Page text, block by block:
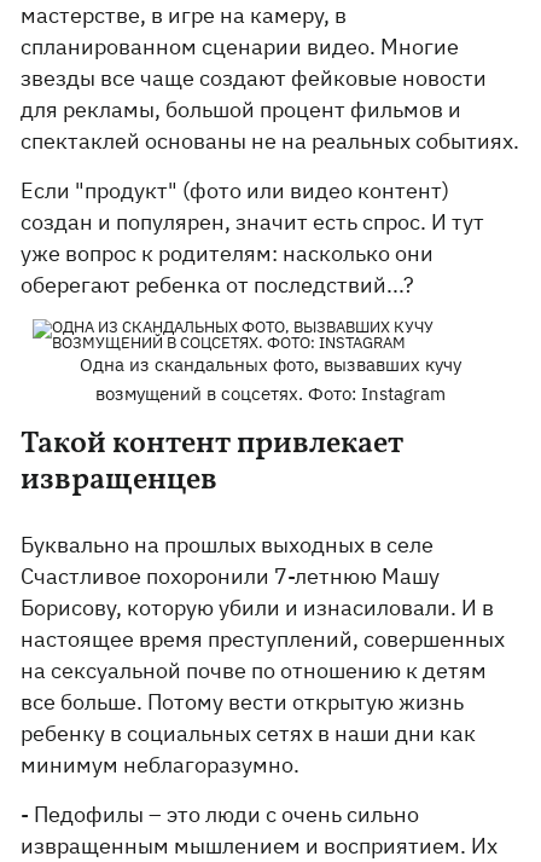
мастерстве, в игре на камеру, в
спланированном сценарии видео. Многие
звезды все чаще создают фейковые новости
для рекламы, большой процент фильмов и
спектаклей основаны не на реальных событиях.
Если "продукт" (фото или видео контент)
создан и популярен, значит есть спрос. И тут
уже вопрос к родителям: насколько они
оберегают ребенка от последствий...?
Одна из скандальных фото, вызвавших кучу
возмущений в соцсетях. Фото: Instagram
Такой контент привлекает
извращенцев
Буквально на прошлых выходных в селе
Счастливое похоронили 7-летнюю Машу
Борисову, которую убили и изнасиловали. И в
настоящее время преступлений, совершенных
на сексуальной почве по отношению к детям
все больше. Потому вести открытую жизнь
ребенку в социальных сетях в наши дни как
минимум неблагоразумно.
- Педофилы – это люди с очень сильно
извращенным мышлением и восприятием. Их